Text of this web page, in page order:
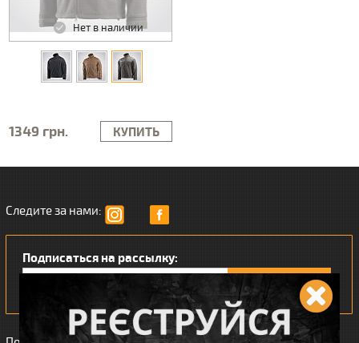
Нет в наличии
1349 грн. КУПИТЬ
Следите за нами:
Подписаться на рассылку: